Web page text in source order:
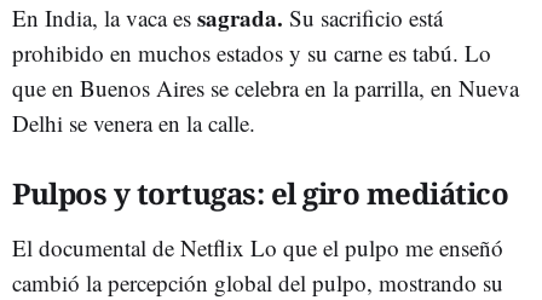
En India, la vaca es sagrada. Su sacrificio está
prohibido en muchos estados y su carne es tabú. Lo
que en Buenos Aires se celebra en la parrilla, en Nueva
Delhi se venera en la calle.
Pulpos y tortugas: el giro mediático
El documental de Netflix Lo que el pulpo me enseñó
cambió la percepción global del pulpo, mostrando su